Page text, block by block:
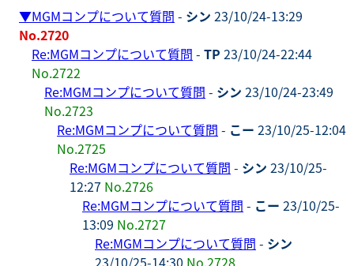
▼MGMコンプについて質問 - シン 23/10/24-13:29
No.2720
Re:MGMコンプについて質問 - TP 23/10/24-22:44
No.2722
Re:MGMコンプについて質問 - シン 23/10/24-23:49
No.2723
Re:MGMコンプについて質問 - こー 23/10/25-12:04
No.2725
Re:MGMコンプについて質問 - シン 23/10/25-
12:27 No.2726
Re:MGMコンプについて質問 - こー 23/10/25-
13:09 No.2727
Re:MGMコンプについて質問 - シン
23/10/25-14:30 No.2728